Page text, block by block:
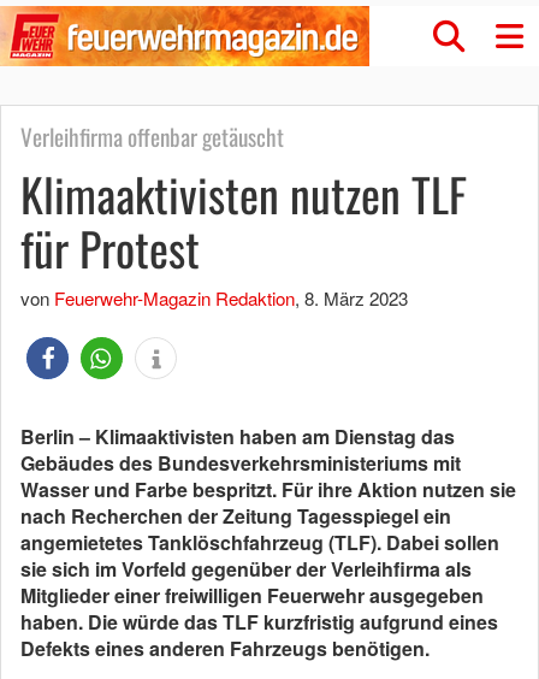
Verleihfirma offenbar getäuscht
Klimaaktivisten nutzen TLF
für Protest
von Feuerwehr-Magazin Redaktion, 8. März 2023
Berlin – Klimaaktivisten haben am Dienstag das
Gebäudes des Bundesverkehrsministeriums mit
Wasser und Farbe bespritzt. Für ihre Aktion nutzen sie
nach Recherchen der Zeitung Tagesspiegel ein
angemietetes Tanklöschfahrzeug (TLF). Dabei sollen
sie sich im Vorfeld gegenüber der Verleihfirma als
Mitglieder einer freiwilligen Feuerwehr ausgegeben
haben. Die würde das TLF kurzfristig aufgrund eines
Defekts eines anderen Fahrzeugs benötigen.